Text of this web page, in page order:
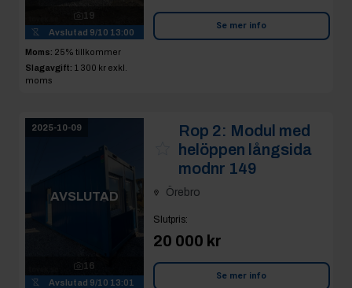
19
Avslutad 9/10 13:00
Moms: 25% tillkommer
Slagavgift: 1 300 kr exkl.
moms
Se mer info
2025-10-09
AVSLUTAD
16
Avslutad 9/10 13:01
Rop 2: Modul med
helöppen långsida
modnr 149
Örebro
Slutpris:
20 000 kr
Se mer info